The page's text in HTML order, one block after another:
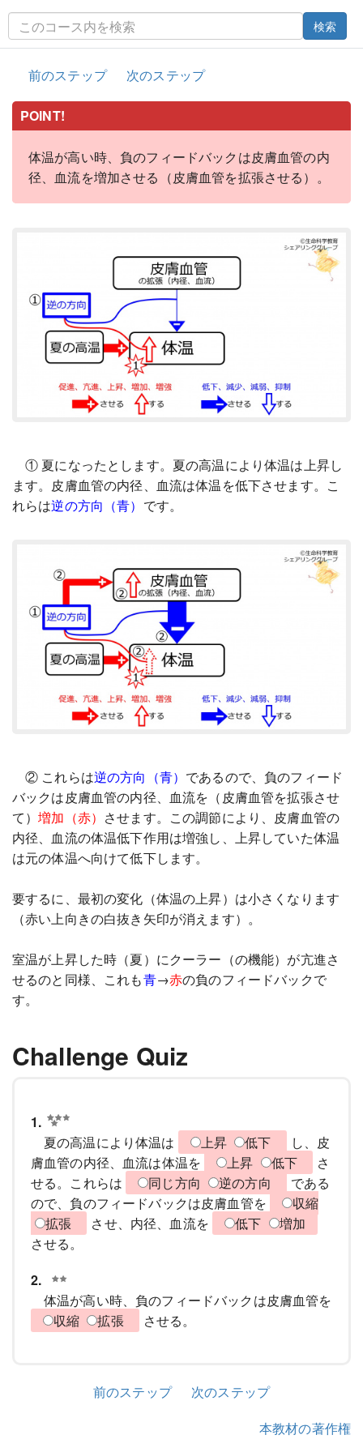
検索
前のステップ 次のステップ
POINT!
体温が高い時、負のフィードバックは皮膚血管の内
径、血流を増加させる（皮膚血管を拡張させる）。
① 夏になったとします。夏の高温により体温は上昇し
ます。皮膚血管の内径、血流は体温を低下させます。こ
れらは逆の方向（青） です。
② これらは逆の方向（青） であるので、負のフィード
バックは皮膚血管の内径、血流を（皮膚血管を拡張させ
て）増加（赤） させます。この調節により、皮膚血管の
内径、血流の体温低下作用は増強し、上昇していた体温
は元の体温へ向けて低下します。
要するに、最初の変化（体温の上昇）は小さくなります
（赤い上向きの白抜き矢印が消えます）。
室温が上昇した時（夏）にクーラー（の機能）が亢進さ
せるのと同様、これも青→赤の負のフィードバックで
す。
Challenge Quiz
1.
夏の高温により体温は
上昇 低下
し、皮
膚血管の内径、血流は体温を
上昇 低下
さ
せる。これらは
同じ方向 逆の方向
である
ので、負のフィードバックは皮膚血管を
収縮
拡張
させ、内径、血流を 低下
増加
させる。
2.
体温が高い時、負のフィードバックは皮膚血管を
収縮
拡張 させる。
前のステップ
次のステップ
本教材の著作権